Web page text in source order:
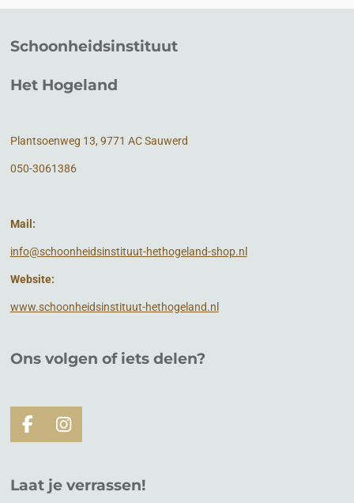
Schoonheidsinstituut
Het Hogeland
Plantsoenweg 13, 9771 AC Sauwerd
050-3061386
Mail:
info@schoonheidsinstituut-hethogeland-shop.nl
Website:
www.schoonheidsinstituut-hethogeland.nl
Ons volgen of iets delen?
F
a
e
b
I
n
t
a
Laat je verrassen!